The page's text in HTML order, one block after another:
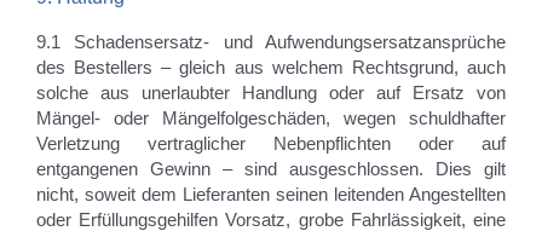
9.1 Schadensersatz- und Aufwendungsersatzansprüche
des Bestellers – gleich aus welchem Rechtsgrund, auch
solche aus unerlaubter Handlung oder auf Ersatz von
Mängel- oder Mängelfolgeschäden, wegen schuldhafter
Verletzung vertraglicher Nebenpflichten oder auf
entgangenen Gewinn – sind ausgeschlossen. Dies gilt
nicht, soweit dem Lieferanten seinen leitenden Angestellten
oder Erfüllungsgehilfen Vorsatz, grobe Fahrlässigkeit, eine